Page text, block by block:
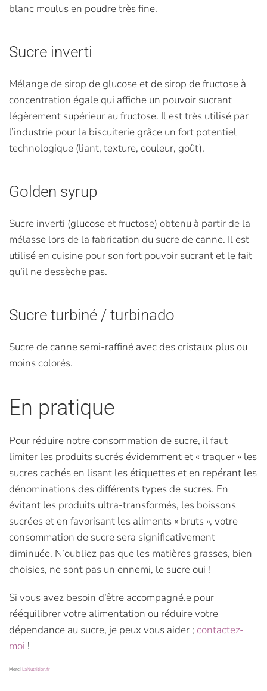
blanc moulus en poudre très fine.
Sucre inverti
Mélange de sirop de glucose et de sirop de fructose à
concentration égale qui affiche un pouvoir sucrant
légèrement supérieur au fructose. Il est très utilisé par
l’industrie pour la biscuiterie grâce un fort potentiel
technologique (liant, texture, couleur, goût).
Golden syrup
Sucre inverti (glucose et fructose) obtenu à partir de la
mélasse lors de la fabrication du sucre de canne. Il est
utilisé en cuisine pour son fort pouvoir sucrant et le fait
qu’il ne dessèche pas.
Sucre turbiné / turbinado
Sucre de canne semi-raffiné avec des cristaux plus ou
moins colorés.
En pratique
Pour réduire notre consommation de sucre, il faut
limiter les produits sucrés évidemment et « traquer » les
sucres cachés en lisant les étiquettes et en repérant les
dénominations des différents types de sucres. En
évitant les produits ultra-transformés, les boissons
sucrées et en favorisant les aliments « bruts », votre
consommation de sucre sera significativement
diminuée. N’oubliez pas que les matières grasses, bien
choisies, ne sont pas un ennemi, le sucre oui !
Si vous avez besoin d’être accompagné.e pour
rééquilibrer votre alimentation ou réduire votre
dépendance au sucre, je peux vous aider ; contactez-
moi !
MerciLaNutrition.fr